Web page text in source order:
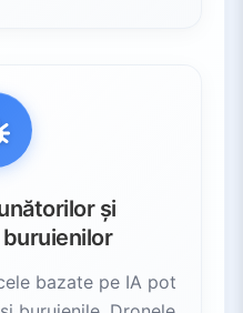
și
bazate pe IA pot